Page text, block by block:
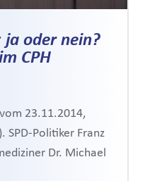
oder nein?
CPH
23.11.2014,
Politiker Franz
Dr. Michael